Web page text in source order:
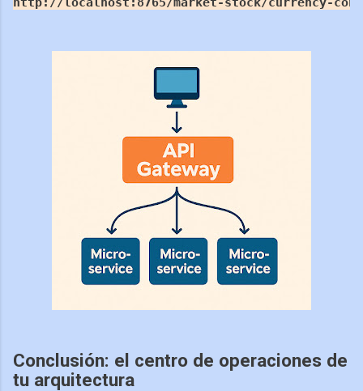
Conclusión: el centro de operaciones de
tu arquitectura